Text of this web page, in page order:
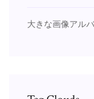
大きな画像アル